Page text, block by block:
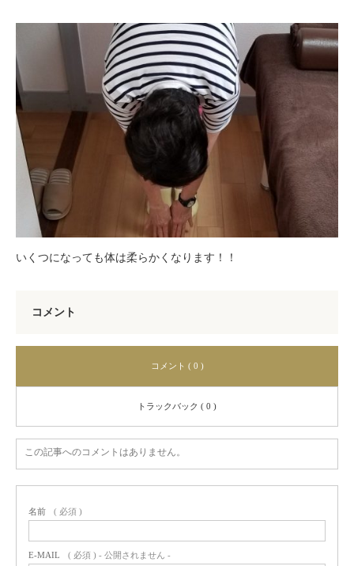
いくつになっても体は柔らかくなります！！
コメント
コメント ( 0 )
トラックバック ( 0 )
この記事へのコメントはありません。
名前 ( 必須 )
E-MAIL ( 必須 ) - 公開されません -